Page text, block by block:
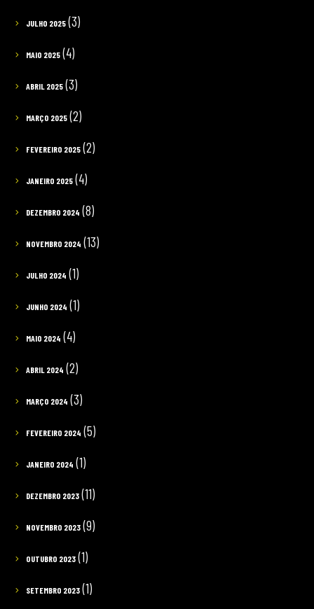
JULHO 2025(3)
MAIO 2025(4)
ABRIL 2025(3)
MARÇO 2025(2)
FEVEREIRO 2025(2)
JANEIRO 2025(4)
DEZEMBRO 2024 (8)
NOVEMBRO 2024 (13)
JULHO 2024 (1)
JUNHO 2024 (1)
MAIO 2024 (4)
ABRIL 2024 (2)
MARÇO 2024 (3)
FEVEREIRO 2024 (5)
JANEIRO 2024 (1)
DEZEMBRO 2023(11)
NOVEMBRO 2023(9)
OUTUBRO 2023(1)
SETEMBRO 2023(1)